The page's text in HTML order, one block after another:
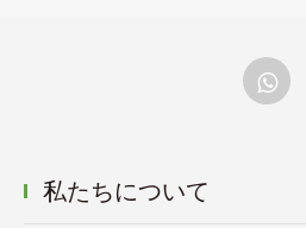
私たちについて